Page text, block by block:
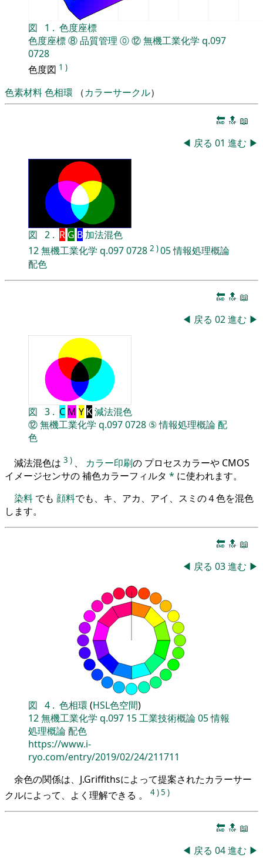
図 1 . 色度座標
色度座標⑧品質管理 ⓪⑫無機工業化学 q.097
0728
色度図 1 )
色素材料色相環 （カラーサークル）
🔚 🔝 📖
◀ 戻る 01 進む ▶
図 2 . R G B加法混色
12無機工業化学 q.0970728 2 )05情報処理概論
配色
🔚 🔝 📖
◀ 戻る 02進む ▶
図 3 . C M Y K減法混色
⑫無機工業化学 q.0970728 ⑤情報処理概論配
色
減法混色は 3 ) 、 カラー印刷の プロセスカラーや CMOS
イメージセンサの 補色カラーフィルタ * に使われます。
染料 でも 顔料でも、キ、アカ、アイ、スミの４色を混色
します。
🔚 🔝 📖
◀ 戻る 03進む ▶
図 4 . 色相環 (HSL色空間)
12無機工業化学 q.097 15工業技術概論05情報
処理概論配色
https://www.i-
ryo.com/entry/2019/02/24/211711
余色の関係は、J.Griffithsによって提案されたカラーサー
クルによって、よく理解できる 。
4)5 )
🔚 🔝 📖
◀ 戻る 04進む ▶